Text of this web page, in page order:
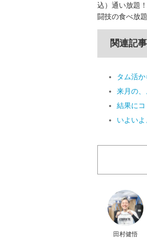
込）通い放題
闘技の食べ放
関連記事
タム活
来月の、
結果にコ
いよいよ
田村健悟